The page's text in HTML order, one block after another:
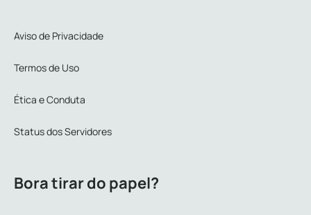
Aviso de Privacidade
Termos de Uso
Ética e Conduta
Status dos Servidores
Bora tirar do papel?